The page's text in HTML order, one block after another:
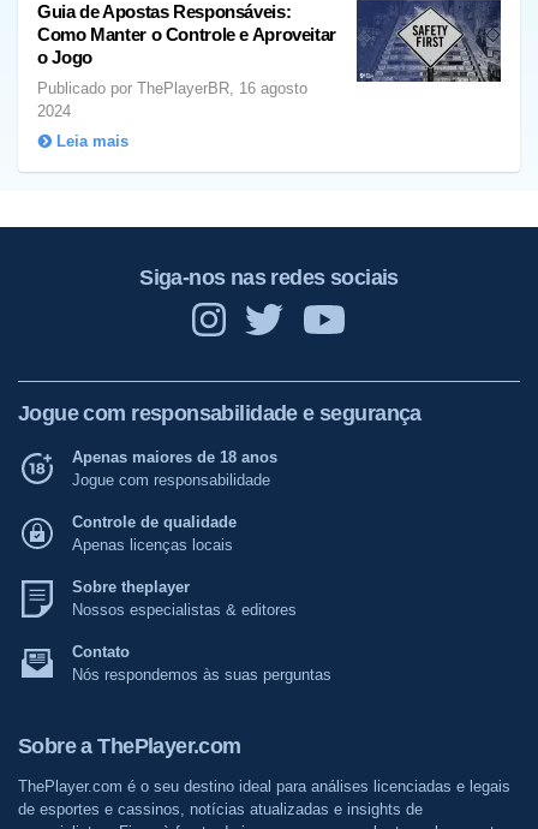
Guia de Apostas Responsáveis:
Como Manter o Controle e Aproveitar
o Jogo
Publicado por ThePlayerBR, 16 agosto
2024
Leia mais
Siga-nos nas redes sociais
Jogue com responsabilidade e segurança
Apenas maiores de 18 anos
Jogue com responsabilidade
Controle de qualidade
Apenas licenças locais
Sobre theplayer
Nossos especialistas & editores
Contato
Nós respondemos às suas perguntas
Sobre a ThePlayer.com
ThePlayer.com é o seu destino ideal para análises licenciadas e legais
de esportes e cassinos, notícias atualizadas e insights de